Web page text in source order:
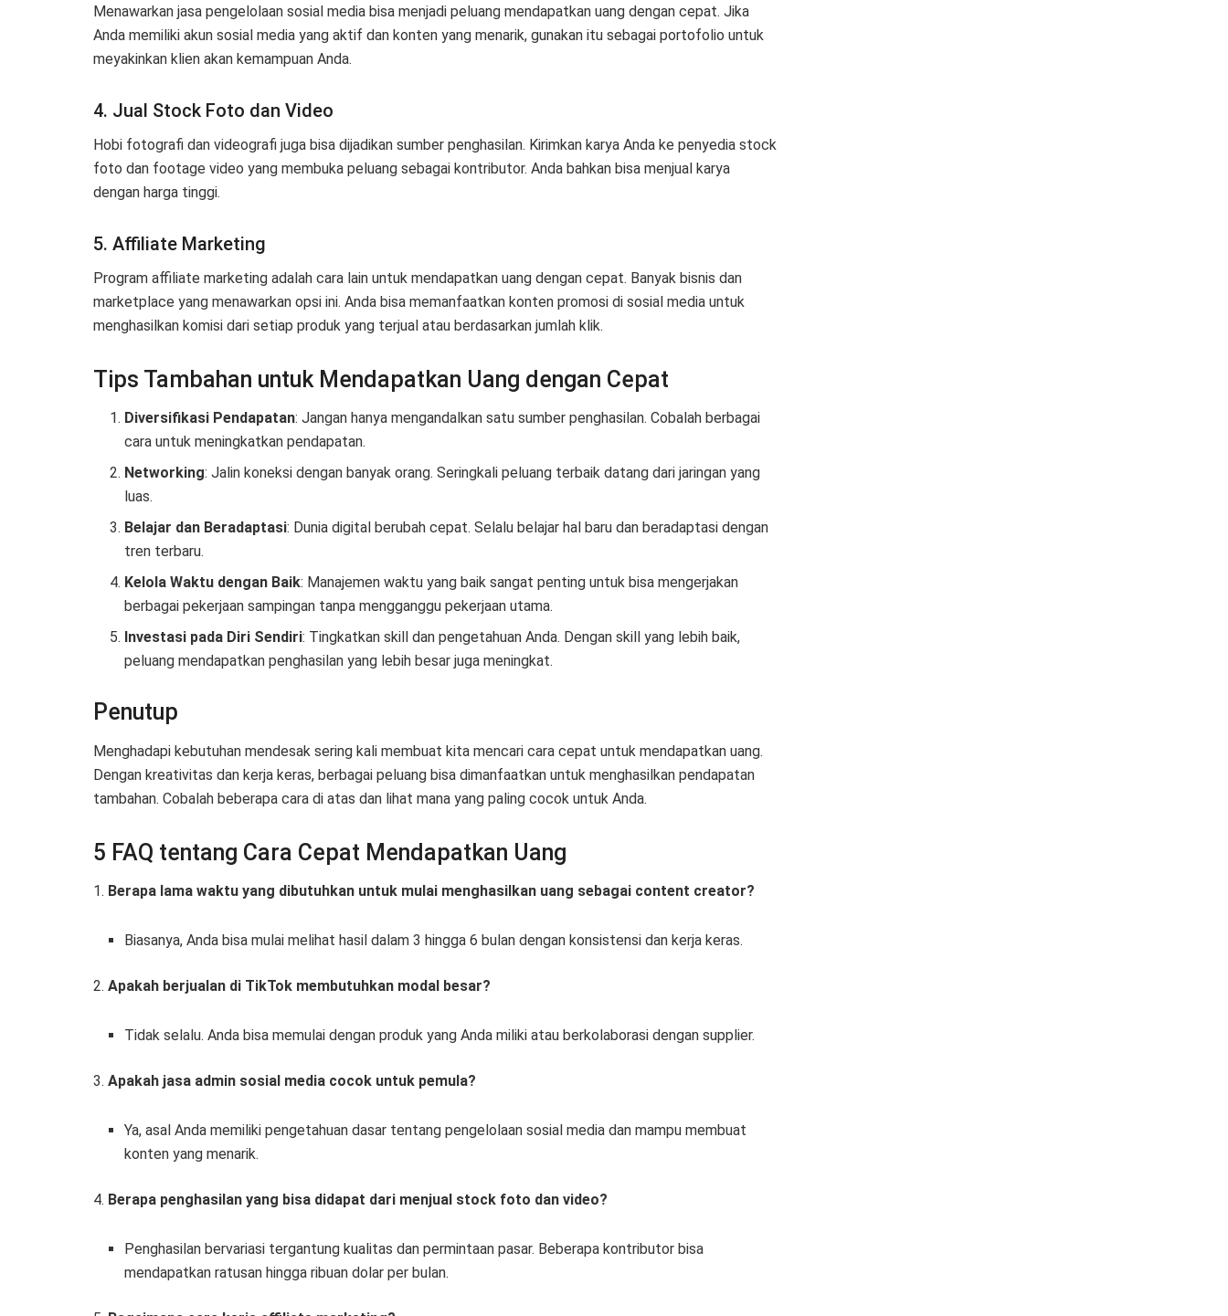
Menawarkan jasa pengelolaan sosial media bisa menjadi peluang mendapatkan uang dengan cepat. Jika
Anda memiliki akun sosial media yang aktif dan konten yang menarik, gunakan itu sebagai portofolio untuk
meyakinkan klien akan kemampuan Anda.
4. Jual Stock Foto dan Video
Hobi fotografi dan videografi juga bisa dijadikan sumber penghasilan. Kirimkan karya Anda ke penyedia stock
foto dan footage video yang membuka peluang sebagai kontributor. Anda bahkan bisa menjual karya
dengan harga tinggi.
5. Affiliate Marketing
Program affiliate marketing adalah cara lain untuk mendapatkan uang dengan cepat. Banyak bisnis dan
marketplace yang menawarkan opsi ini. Anda bisa memanfaatkan konten promosi di sosial media untuk
menghasilkan komisi dari setiap produk yang terjual atau berdasarkan jumlah klik.
Tips Tambahan untuk Mendapatkan Uang dengan Cepat
Diversifikasi Pendapatan: Jangan hanya mengandalkan satu sumber penghasilan. Cobalah berbagai
cara untuk meningkatkan pendapatan.
Networking: Jalin koneksi dengan banyak orang. Seringkali peluang terbaik datang dari jaringan yang
luas.
Belajar dan Beradaptasi: Dunia digital berubah cepat. Selalu belajar hal baru dan beradaptasi dengan
tren terbaru.
Kelola Waktu dengan Baik: Manajemen waktu yang baik sangat penting untuk bisa mengerjakan
berbagai pekerjaan sampingan tanpa mengganggu pekerjaan utama.
Investasi pada Diri Sendiri: Tingkatkan skill dan pengetahuan Anda. Dengan skill yang lebih baik,
peluang mendapatkan penghasilan yang lebih besar juga meningkat.
Penutup
Menghadapi kebutuhan mendesak sering kali membuat kita mencari cara cepat untuk mendapatkan uang.
Dengan kreativitas dan kerja keras, berbagai peluang bisa dimanfaatkan untuk menghasilkan pendapatan
tambahan. Cobalah beberapa cara di atas dan lihat mana yang paling cocok untuk Anda.
5 FAQ tentang Cara Cepat Mendapatkan Uang
1. Berapa lama waktu yang dibutuhkan untuk mulai menghasilkan uang sebagai content creator?
Biasanya, Anda bisa mulai melihat hasil dalam 3 hingga 6 bulan dengan konsistensi dan kerja keras.
2. Apakah berjualan di TikTok membutuhkan modal besar?
Tidak selalu. Anda bisa memulai dengan produk yang Anda miliki atau berkolaborasi dengan supplier.
3. Apakah jasa admin sosial media cocok untuk pemula?
Ya, asal Anda memiliki pengetahuan dasar tentang pengelolaan sosial media dan mampu membuat
konten yang menarik.
4. Berapa penghasilan yang bisa didapat dari menjual stock foto dan video?
Penghasilan bervariasi tergantung kualitas dan permintaan pasar. Beberapa kontributor bisa
mendapatkan ratusan hingga ribuan dolar per bulan.